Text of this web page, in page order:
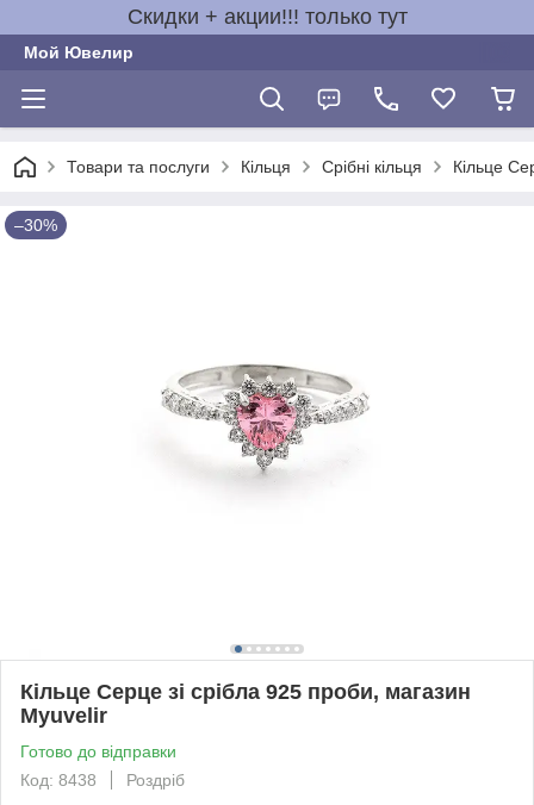
Скидки + акции!!! только тут
Мой Ювелир
Товари та послуги Кільця Срібні кільця Кільце
–30%
Кільце Серце зі срібла 925 проби, магазин
Myuvelir
Готово до відправки
Код: 8438
Роздріб